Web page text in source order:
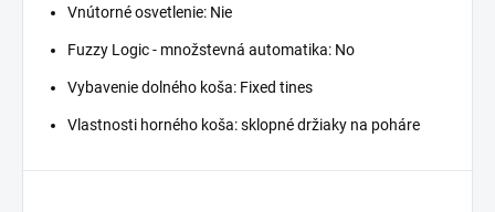
Vnútorné osvetlenie: Nie
Fuzzy Logic - množstevná automatika: No
Vybavenie dolného koša: Fixed tines
Vlastnosti horného koša: sklopné držiaky na poháre